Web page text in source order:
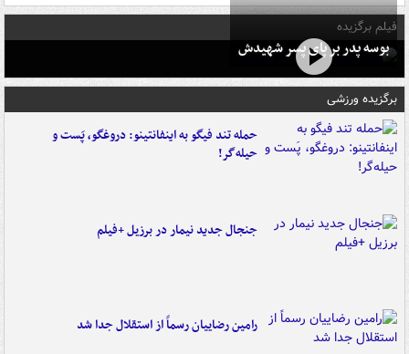
فیلم برگزیده
بوسه‌ پدر بر پای پسر شهیدش
برگزیده ورزشی
حمله تند فیگو به اینفانتینو: دروغگو، پَست‌ و
حیله‌گر!
جنجال جدید نیمار در برزیل +فیلم
رامین رضاییان رسماً از استقلال جدا شد